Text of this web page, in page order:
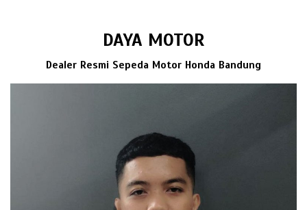
DAYA MOTOR
Dealer Resmi Sepeda Motor Honda Bandung